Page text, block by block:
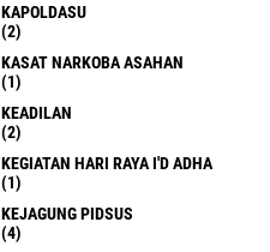
KAPOLDASU
(2)
KASAT NARKOBA ASAHAN
(1)
KEADILAN
(2)
KEGIATAN HARI RAYA I'D ADHA
(1)
KEJAGUNG PIDSUS
(4)